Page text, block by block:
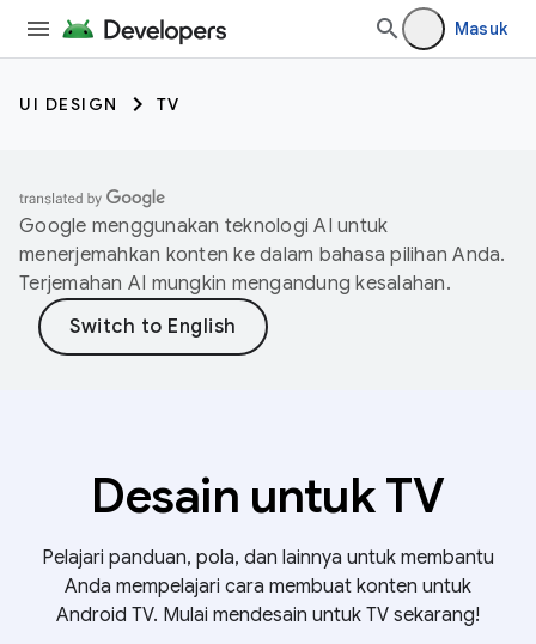
Masuk
UI DESIGN TV
Google menggunakan teknologi AI untuk
menerjemahkan konten ke dalam bahasa pilihan Anda.
Terjemahan AI mungkin mengandung kesalahan.
Desain untuk TV
Pelajari panduan, pola, dan lainnya untuk membantu
Anda mempelajari cara membuat konten untuk
Android TV. Mulai mendesain untuk TV sekarang!